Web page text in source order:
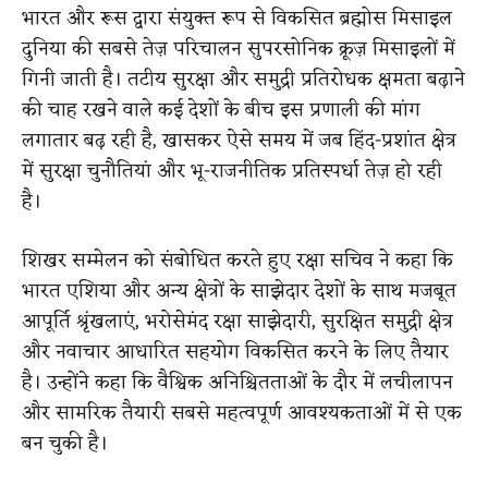
भारत और रूस द्वारा संयुक्त रूप से विकसित ब्रह्मोस मिसाइल
दुनिया की सबसे तेज़ परिचालन सुपरसोनिक क्रूज़ मिसाइलों में
गिनी जाती है। तटीय सुरक्षा और समुद्री प्रतिरोधक क्षमता बढ़ाने
की चाह रखने वाले कई देशों के बीच इस प्रणाली की मांग
लगातार बढ़ रही है, खासकर ऐसे समय में जब हिंद-प्रशांत क्षेत्र
में सुरक्षा चुनौतियां और भू-राजनीतिक प्रतिस्पर्धा तेज़ हो रही
है।
शिखर सम्मेलन को संबोधित करते हुए रक्षा सचिव ने कहा कि
भारत एशिया और अन्य क्षेत्रों के साझेदार देशों के साथ मजबूत
आपूर्ति श्रृंखलाएं, भरोसेमंद रक्षा साझेदारी, सुरक्षित समुद्री क्षेत्र
और नवाचार आधारित सहयोग विकसित करने के लिए तैयार
है। उन्होंने कहा कि वैश्विक अनिश्चितताओं के दौर में लचीलापन
और सामरिक तैयारी सबसे महत्वपूर्ण आवश्यकताओं में से एक
बन चुकी है।